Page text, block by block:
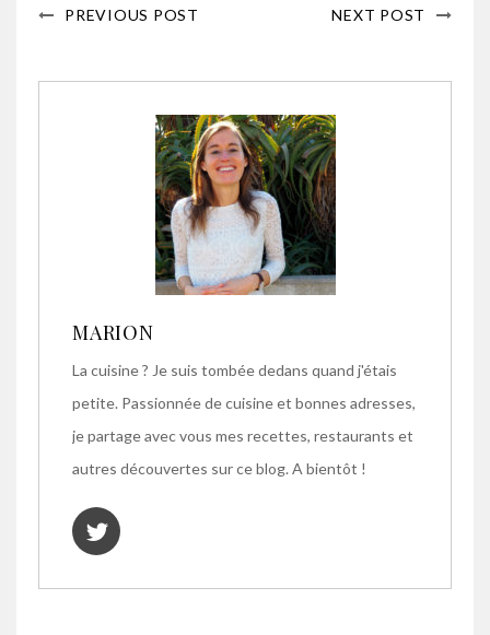
PREVIOUS POST NEXT POST
MARION
La cuisine ? Je suis tombée dedans quand j'étais
petite. Passionnée de cuisine et bonnes adresses,
je partage avec vous mes recettes, restaurants et
autres découvertes sur ce blog. A bientôt !